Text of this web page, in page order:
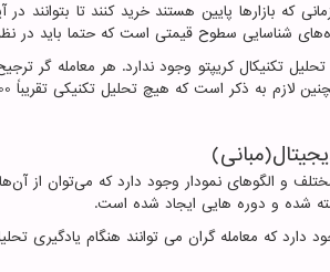
که بازارها پایین هستند خرید کنند تا بتوانند
شناسایی سطوح قیمتی است که حتما باید در
تکنیکال کریپتو وجود ندارد. هر معامله گر
است که هیچ تحلیل تکنیکی تقریباً 100٪ پیش بینی کننده روند نیست.
و الگوهای نمودار وجود دارد که می‌توان از
شده و دوره هایی ایجاد شده است.
که معامله گران می توانند هنگام یادگیری تحلیل